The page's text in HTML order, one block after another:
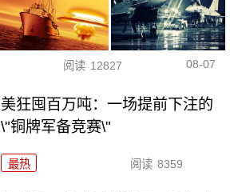
阅读 12827 08-07
美狂囤百万吨：一场提前下注的
\"铜牌军备竞赛\"
最热 阅读 8359